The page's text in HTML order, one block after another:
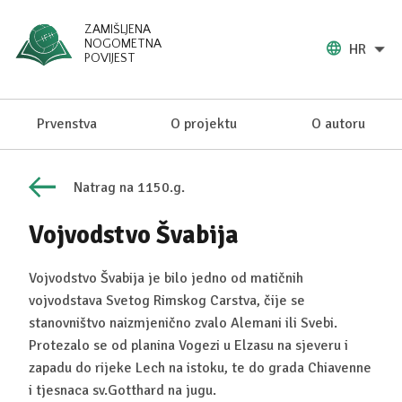
ZAMIŠLJENA
NOGOMETNA
POVIJEST
HR
Prvenstva O projektu O autoru
Natrag na 1150.g.
Vojvodstvo Švabija
Vojvodstvo Švabija je bilo jedno od matičnih
vojvodstava Svetog Rimskog Carstva, čije se
stanovništvo naizmjenično zvalo Alemani ili Svebi.
Protezalo se od planina Vogezi u Elzasu na sjeveru i
zapadu do rijeke Lech na istoku, te do grada Chiavenne
i tjesnaca sv.Gotthard na jugu.